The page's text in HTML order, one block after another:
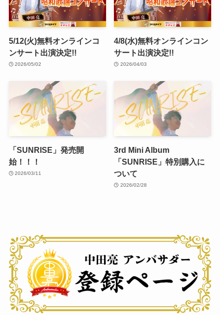
5/12(火)無料オンラインコ
ンサート出演決定!!
2026/05/02
4/8(水)無料オンラインコン
サート出演決定!!
2026/04/03
「SUNRISE」発売開
始！！！
2026/03/11
3rd Mini Album
「SUNRISE」特別購入に
ついて
2026/02/28